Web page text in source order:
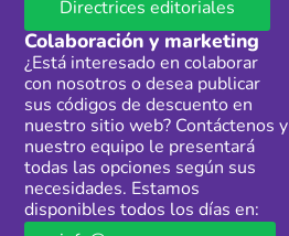
Directrices editoriales
Colaboración y marketing
¿Está interesado en colaborar
con nosotros o desea publicar
sus códigos de descuento en
nuestro sitio web? Contáctenos y
nuestro equipo le presentará
todas las opciones según sus
necesidades. Estamos
disponibles todos los días en: